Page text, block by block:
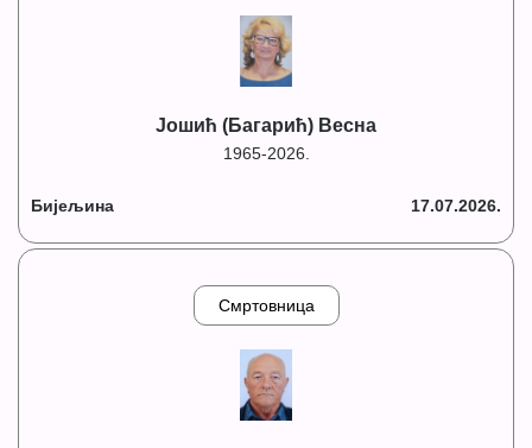
Јошић (Багарић) Весна
1965-2026.
Бијељина 17.07.2026.
Смртовница